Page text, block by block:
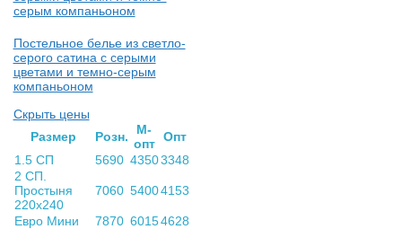
Постельное белье из светло-
серого сатина с серыми
цветами и темно-серым
компаньоном
Скрыть цены
Раз­мер
Розн.
М-
опт Опт
1.5 СП
5690 43503348
2 СП.
Простыня
220х240
7060 54004153
Евро Мини 7870 60154628